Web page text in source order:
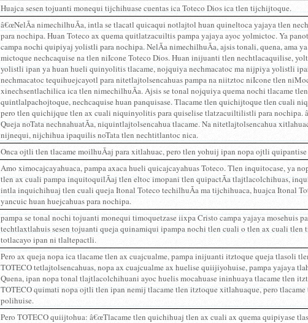
Huajca sesen tojuanti monequi tijchihuase cuentas ica Toteco Dios ica tlen tijchijtoque.
â€œNelÃ­a nimechilhuÃ­a, intla se tlacatl quicaqui notlajtol huan quineltoca yajaya tlen
para nochipa. Huan Toteco ax quema quitlatzacuiltis pampa yajaya ayoc yolmictoc. Ya
campa nochi quipiyaj yolistli para nochipa. NelÃ­a nimechilhuÃ­a, ajsis tonali, quena, ama
mictoque nechcaquise na tlen niIcone Toteco Dios. Huan inijuanti tlen nechtlacaquilise,
yolistli ipan ya huan hueli quinyolitis tlacame, nojquiya nechmacatoc ma nijpiya yolistli
nechmacatoc tequihuejcayotl para nitetlajtolsencahuas pampa na niitztoc niIcone tlen
xinechsentlachilica ica tlen nimechilhuÃ­a. Ajsis se tonal nojquiya quema nochi tlacame
quintlalpachojtoque, nechcaquise huan panquisase. Tlacame tlen quichijtoque tlen cuali
pero tlen quichijque tlen ax cuali niquinyolitis para quiselise tlatzacuiltilistli para
Queja noTata nechnahuatÃ­a, niquintlajtolsencahua tlacame. Na nitetlajtolsencahua
nijnequi, nijchihua ipaquilis noTata tlen nechtitlantoc nica.
Onca ojtli tlen tlacame moilhuÃ­aj para xitlahuac, pero tlen yohuij ipan nopa ojtli
Amo ximocajcayahuaca, pampa axaca hueli quicajcayahuas Toteco. Tlen inquitocase, ya
tlen ax cuali pampa inquitoquilÃ­aj tlen eltoc imopani tlen quipactÃ­a tlajtlacolchihuas,
intla inquichihuaj tlen cuali queja Itonal Toteco techilhuÃ­a ma tijchihuaca, huajca Itonal
yancuic huan huejcahuas para nochipa.
pampa se tonal nochi tojuanti monequi timoquetzase iixpa Cristo campa yajaya mosehuis
techtlaxtlahuis sesen tojuanti queja quinamiqui ipampa nochi tlen cuali o tlen ax cuali
totlacayo ipan ni tlaltepactli.
Pero ax queja nopa ica tlacame tlen ax cuajcualme, pampa inijuanti itztoque queja tlasoli
TOTECO tetlajtolsencahuas, nopa ax cuajcualme ax huelise quiijiyohuise, pampa yajaya
Quena, ipan nopa tonal tlajtlacolchihuani ayoc huelis mocahuase ininhuaya tlacame tlen
TOTECO quimati nopa ojtli tlen ipan nemij tlacame tlen itztoque xitlahuaque, pero
polihuise.
Pero TOTECO quiijtohua: â€œTlacame tlen quichihuaj tlen ax cuali ax quema quipiyase